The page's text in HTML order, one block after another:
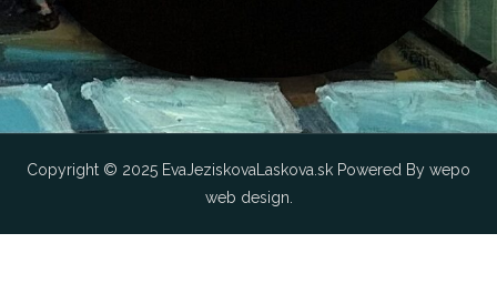
Copyright © 2025 EvaJeziskovaLaskova.sk Powered By wepo
web design.